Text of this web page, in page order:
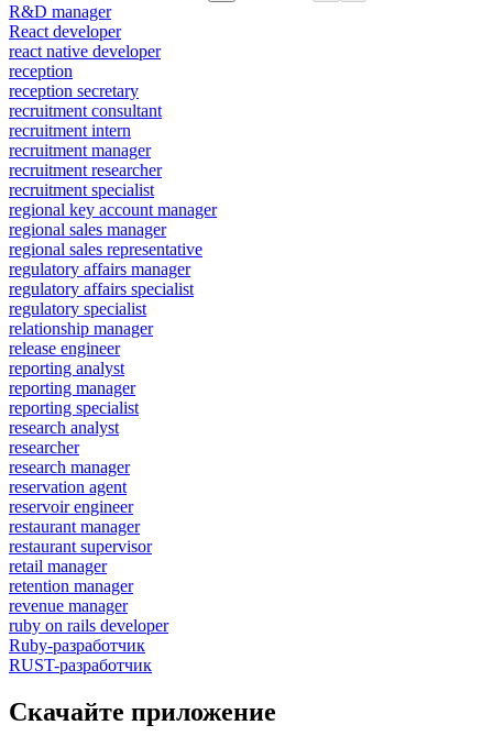
R&D manager
React developer
react native developer
reception
reception secretary
recruitment consultant
recruitment intern
recruitment manager
recruitment researcher
recruitment specialist
regional key account manager
regional sales manager
regional sales representative
regulatory affairs manager
regulatory affairs specialist
regulatory specialist
relationship manager
release engineer
reporting analyst
reporting manager
reporting specialist
research analyst
researcher
research manager
reservation agent
reservoir engineer
restaurant manager
restaurant supervisor
retail manager
retention manager
revenue manager
ruby on rails developer
Ruby-разработчик
RUST-разработчик
Скачайте приложение